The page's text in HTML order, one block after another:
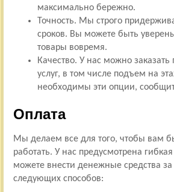
максимально бережно.
Точность. Мы строго
сроков. Вы можете быть
товары вовремя.
Качество. У нас можно
услуг, в том числе подъем на
необходимы эти опции,
Оплата
Мы делаем все для того, чтобы вам
работать. У нас предусмотрена
можете внести денежные средства
следующих способов: